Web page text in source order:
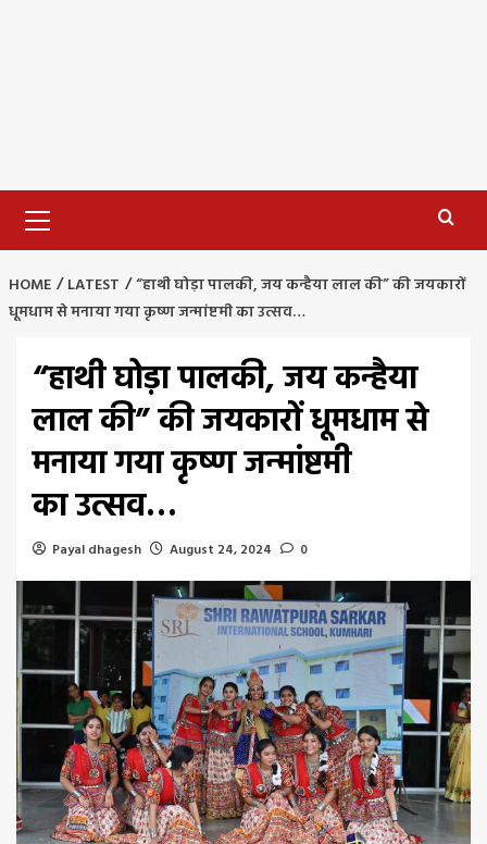
Menu
HOME LATEST
“हाथी घोड़ा पालकी, जय कन्हैया लाल की” की जयकारों
धूमधाम से मनाया गया कृष्ण जन्मांष्टमी का उत्सव…
“हाथी घोड़ा पालकी, जय कन्हैया
लाल की” की जयकारों धूमधाम से
मनाया गया कृष्ण जन्मांष्टमी
का उत्सव…
Payal dhagesh August 24, 2024 0